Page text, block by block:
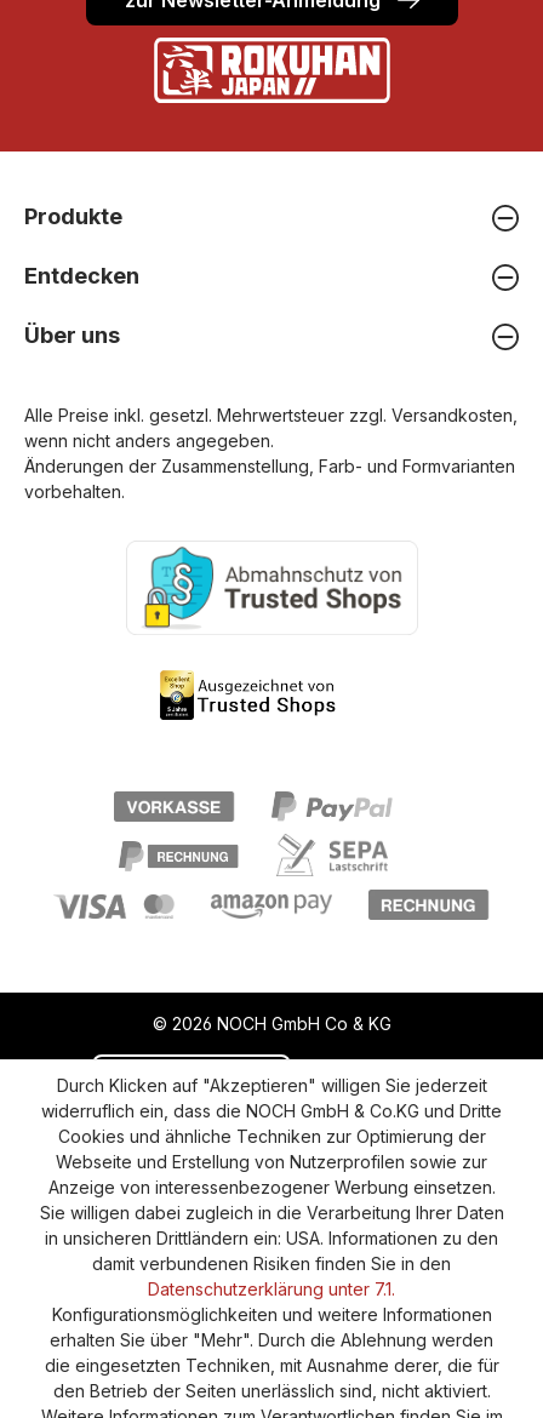
Produkte
Entdecken
Über uns
Alle Preise inkl. gesetzl. Mehrwertsteuer zzgl. Versandkosten
wenn nicht anders angegeben.
Änderungen der Zusammenstellung, Farb- und Formvarianten
vorbehalten.
© 2026 NOCH GmbH Co & KG
Vertrag widerrufen Aktuelle Situation
Widerruf Impressum
Datenschutz
Versand und Zahlung
AGB
Cookie-Einstellungen
Barrierefreiheitserklärung
Durch Klicken auf "Akzeptieren" willigen Sie jederzeit
widerruflich ein, dass die NOCH GmbH & Co.KG und Dritte
Cookies und ähnliche Techniken zur Optimierung der
Webseite und Erstellung von Nutzerprofilen sowie zur
Anzeige von interessenbezogener Werbung einsetzen.
Sie willigen dabei zugleich in die Verarbeitung Ihrer Daten
in unsicheren Drittländern ein: USA. Informationen zu den
damit verbundenen Risiken finden Sie in den
Datenschutzerklärung unter 7.1.
Konfigurationsmöglichkeiten und weitere Informationen
erhalten Sie über "Mehr". Durch die Ablehnung werden
die eingesetzten Techniken, mit Ausnahme derer, die für
den Betrieb der Seiten unerlässlich sind, nicht aktiviert.